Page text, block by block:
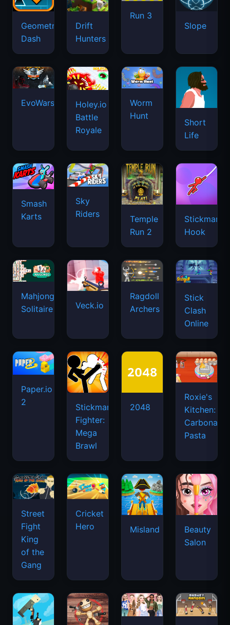
Geometry
Dash
Drift
Hunters
Run 3
Slope
EvoWars.io
Holey.io
Battle
Royale
Worm
Hunt
Short
Life
Smash
Karts
Sky
Riders
Temple
Run 2
Stickman
Hook
Mahjongg
Solitaire
Veck.io
Ragdoll
Archers
Stick
Clash
Online
Paper.io
2
Stickman
Fighter:
Mega
Brawl
2048
Roxie's
Kitchen:
Carbonara
Pasta
Street
Fight
King
of the
Gang
Cricket
Hero
Misland
Beauty
Salon